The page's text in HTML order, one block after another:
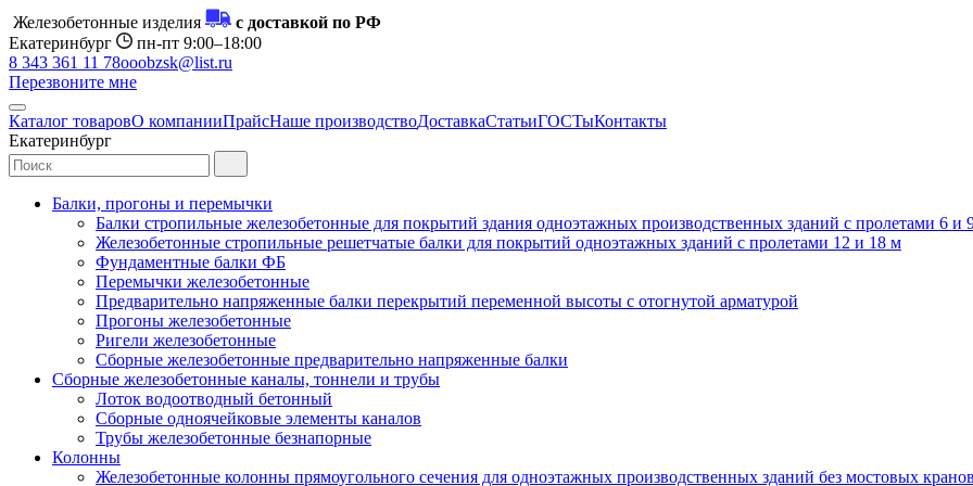
Железобетонные изделия
с доставкой по РФ
Екатеринбург
пн-пт 9:00–18:00
8 343 361 11 78ooobzsk@list.ru
Перезвоните мне
Каталог товаровО компанииПрайсНаше производствоДоставкаСтатьиГОСТыКонтакты
Екатеринбург
Балки, прогоны и перемычки
Балки стропильные железобетонные для покрытий здания одноэтажных производственных зданий с пролетами 6
Железобетонные стропильные решетчатые балки для покрытий одноэтажных зданий с пролетами 12 и 18 м
Фундаментные балки ФБ
Перемычки железобетонные
Предварительно напряженные балки перекрытий переменной высоты с отогнутой арматурой
Прогоны железобетонные
Ригели железобетонные
Сборные железобетонные предварительно напряженные балки
Сборные железобетонные каналы, тоннели и трубы
Лоток водоотводный бетонный
Сборные одноячейковые элементы каналов
Трубы железобетонные безнапорные
Колонны
Железобетонные колонны прямоугольного сечения для одноэтажных производственных зданий без мостовых кранов